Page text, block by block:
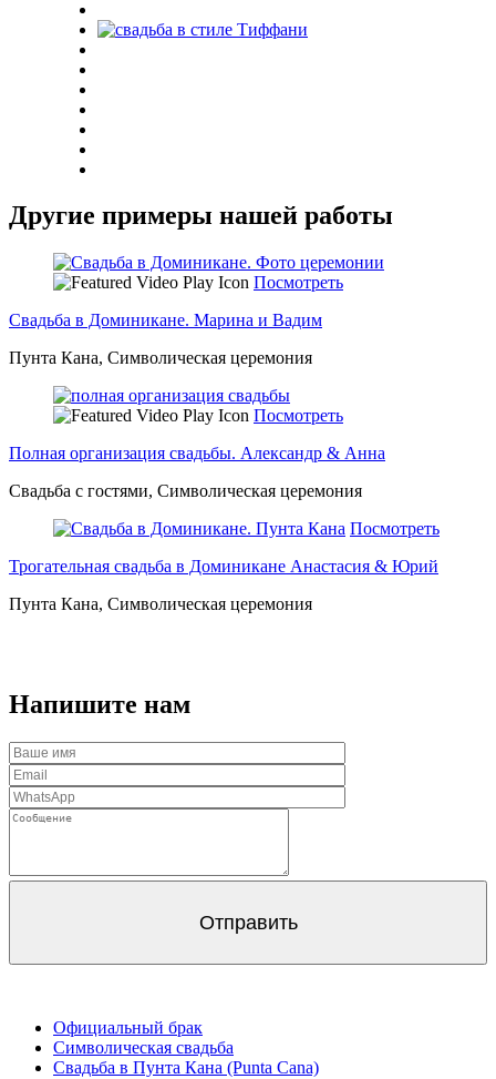
Другие примеры нашей работы
Посмотреть
Свадьба в Доминикане. Марина и Вадим
Пунта Кана, Символическая церемония
Посмотреть
Полная организация свадьбы. Александр & Анна
Свадьба с гостями, Символическая церемония
Посмотреть
Трогательная свадьба в Доминикане Анастасия & Юрий
Пунта Кана, Символическая церемония
Напишите нам
Официальный брак
Символическая свадьба
Свадьба в Пунта Кана (Punta Cana)